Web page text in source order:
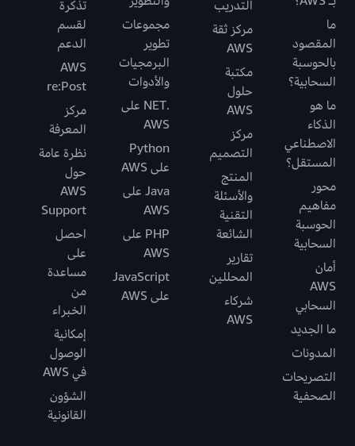
ما
المقصود
بالحوسبة
السحابية؟
ما هو
الذكاء
الاصطناعي
المستقل؟
محور
مفاهيم
الحوسبة
السحابية
أمان
AWS
السحابي
ما الجديد
المدونات
التصريحات
الصحفية
التدريب
مركز ثقة
AWS
مكتبة
حلول
AWS
مركز
التصميم
المنتج
والأسئلة
التقنية
الشائعة
تقارير
المحللين
شركاء
AWS
مجموعات
تطوير
البرمجيات
والأدوات
.NET على
AWS
Python
على AWS
Java على
AWS
PHP على
AWS
JavaScript
على AWS
تذكرة
لقسم
الدعم
AWS
re:Post
مركز
المعرفة
نظرة عامة
حول
AWS
Support
احصل
على
مساعدة
من
الخبراء
إمكانية
الوصول
في AWS
الشؤون
القانونية